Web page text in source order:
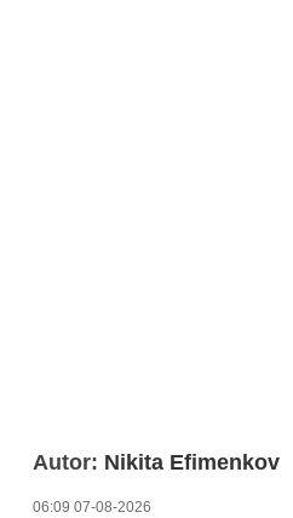
Autor: Nikita Efimenkov
06:09 07-08-2026